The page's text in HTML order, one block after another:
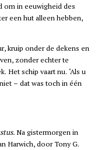
om in eeuwigheid des
een hut alleen hebben,
kruip onder de dekens en
zonder echter te
Het schip vaart nu. ‘Als u
– dat was toch in één
Na gistermorgen in
Harwich, door Tony G.